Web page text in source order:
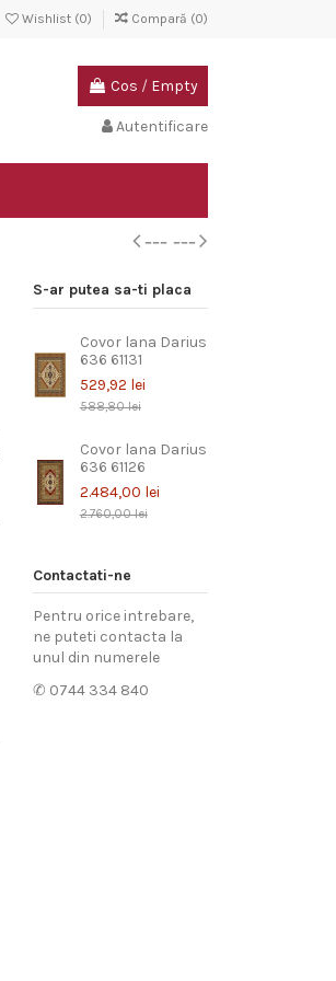
Wishlist (0) Compară (0)
Cos / Empty
Autentificare
S-ar putea sa-ti placa
Covor lana Darius
636 61131
529,92 lei
588,80 lei
Covor lana Darius
636 61126
2.484,00 lei
2.760,00 lei
Contactati-ne
Pentru orice intrebare,
ne puteti contacta la
unul din numerele
✆ 0744 334 840